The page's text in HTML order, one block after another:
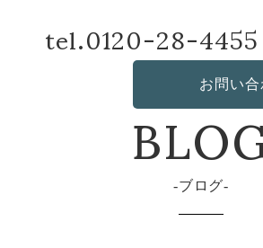
いて
保証につ
ソフ
ベッ
デ
tel.0120-28-4455
お問い合
ブログ